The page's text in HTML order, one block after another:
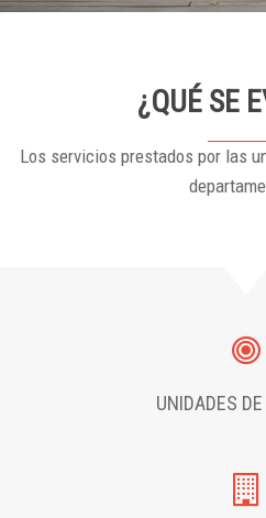
¿QUÉ SE
Los servicios prestados por las
UNIDADES